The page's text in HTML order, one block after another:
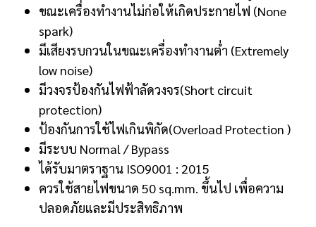
ขณะเครื่องทำงานไม่ก่อให้เกิดประกายไฟ (None
spark)
มีเสียงรบกวนในขณะเครื่องทำงานต่ำ (Extremely
low noise)
มีวงจรป้องกันไฟฟ้าลัดวงจร(Short circuit
protection)
ป้องกันการใช้ไฟเกินพิกัด(Overload Protection )
มีระบบ Normal / Bypass
ได้รับมาตราฐาน ISO9001 : 2015
ควรใช้สายไฟขนาด 50 sq.mm. ขึ้นไป เพื่อความ
ปลอดภัยและมีประสิทธิภาพ